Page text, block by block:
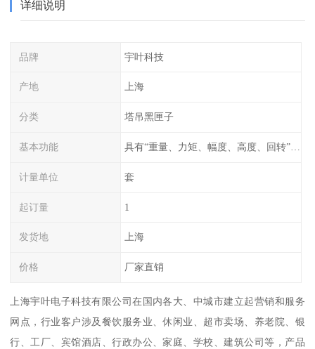
详细说明
品牌 宇叶科技
产地 上海
分类 塔吊黑匣子
基本功能 具有“重量、力矩、幅度、高度、回转”等参数的显示、记录、报警功能。
计量单位 套
起订量 1
发货地 上海
价格 厂家直销
上海宇叶电子科技有限公司在国内各大、中城市建立起营销和服务
网点，行业客户涉及餐饮服务业、休闲业、超市卖场、养老院、银
行、工厂、宾馆酒店、行政办公、家庭、学校、建筑公司等，产品